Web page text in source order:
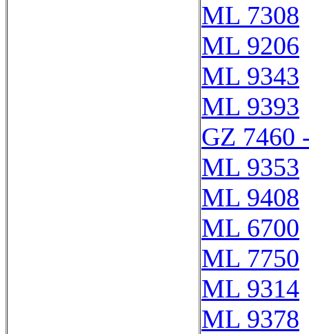
ML 7308
ML 9206
ML 9343
ML 9393
GZ 7460
ML 9353
ML 9408
ML 6700
ML 7750
ML 9314
ML 9378